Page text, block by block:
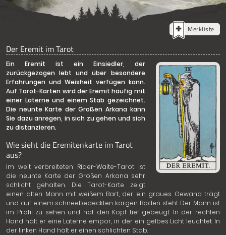
Merkliste
Der Eremit im Tarot
Ein Eremit ist ein Einsiedler, der
zurückgezogen lebt und über besondere
Erfahrungen und Weisheit verfügen kann.
Auf Tarot-Karten wird der Eremit häufig mit
einer Laterne und einem Stab gezeichnet.
Die neunte Karte der Großen Arkana kann
Sie dazu anregen, in sich zu gehen und sich
zu distanzieren.
Wie sieht die Eremitenkarte im Tarot
aus?
Im weit verbreiteten Rider-Waite-Tarot ist
die neunte Karte der Großen Arkana sehr
schlicht gehalten. Die Tarot-Karte zeigt
einen alten Mann mit weißem Bart, der ein graues Gewand trägt
und auf einem schneebedeckten kargen Boden steht. Der Mann ist
im Profil zu sehen und hat den Kopf tief gebeugt. In der rechten
Hand hält er eine Laterne empor, in der ein gelbes Licht leuchtet. In
der linken Hand hält er einen schlichten Stab.